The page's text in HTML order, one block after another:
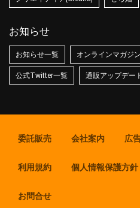
お知らせ
お知らせ一覧 オンラインマガジン
公式Twitter一覧 通販アップデー
委託販売 会社案内 広
利用規約 個人情報保護方針
お問合せ